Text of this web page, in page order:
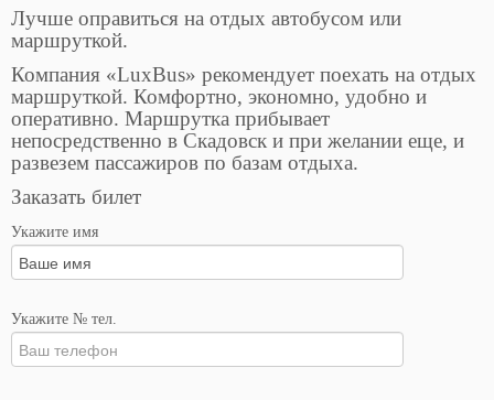
Лучше оправиться на отдых автобусом или
маршруткой.
Компания «LuxBus» рекомендует поехать на отдых
маршруткой. Комфортно, экономно, удобно и
оперативно. Маршрутка прибывает
непосредственно в Скадовск и при желании еще, и
развезем пассажиров по базам отдыха.
Заказать билет
Укажите имя
Укажите № тел.